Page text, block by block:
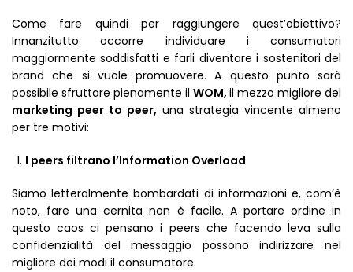
Come fare quindi per raggiungere quest’obiettivo?
Innanzitutto occorre individuare i consumatori
maggiormente soddisfatti e farli diventare i sostenitori del
brand che si vuole promuovere. A questo punto sarà
possibile sfruttare pienamente il WOM, il mezzo migliore del
marketing peer to peer, una strategia vincente almeno
per tre motivi:
I peers filtrano l’Information Overload
Siamo letteralmente bombardati di informazioni e, com’è
noto, fare una cernita non è facile. A portare ordine in
questo caos ci pensano i peers che facendo leva sulla
confidenzialità del messaggio possono indirizzare nel
migliore dei modi il consumatore.